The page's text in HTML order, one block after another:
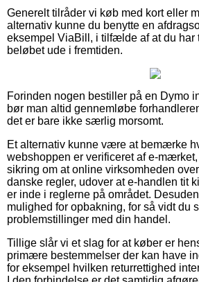
Generelt tilråder vi køb med kort eller
alternativ kunne du benytte en
eksempel ViaBill, i tilfælde af at du har
beløbet ude i fremtiden.
Forinden nogen bestiller på en Dymo
bør man altid gennemløbe
det er bare ikke særlig morsomt.
Et alternativ kunne være at bemærke
webshoppen er verificeret af e-
sikring om at online virksomheden
danske regler, udover at e-handlen tit
er inde i reglerne på området.
mulighed for opbakning, for så vidt du
problemstillinger med din handel.
Tillige slår vi et slag for at køber er
primære bestemmelser der kan have
for eksempel hvilken returrettighed